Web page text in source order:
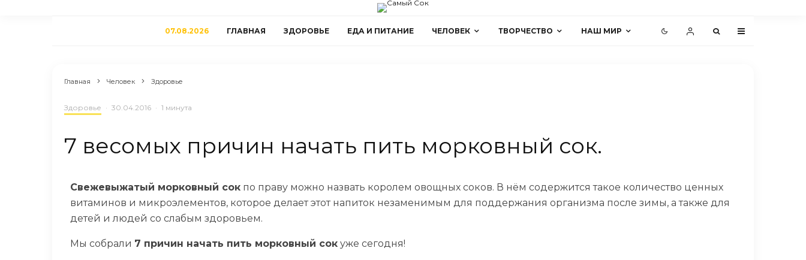
07.08.2026 ГЛАВНАЯ ЗДОРОВЬЕ ЕДА И ПИТАНИЕ ЧЕЛОВЕК ТВОРЧЕСТВО НАШ МИР
Главная Человек Здоровье
Здоровье · 30.04.2016 · 1 минута
7 весомых причин начать пить морковный сок.
Свежевыжатый морковный сок по праву можно назвать королем овощных соков. В нём содержится такое количество ценных
витаминов и микроэлементов, которое делает этот напиток незаменимым для поддержания организма после зимы, а также для
детей и людей со слабым здоровьем.
Мы собрали 7 причин начать пить морковный сок уже сегодня!